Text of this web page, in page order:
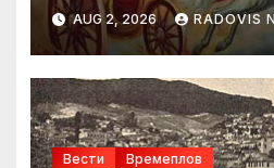
AUG 2, 2026 RADOVIS
Вести Времеплов